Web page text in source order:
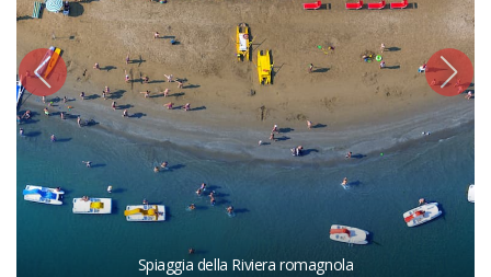
Spiaggia della Riviera romagnola